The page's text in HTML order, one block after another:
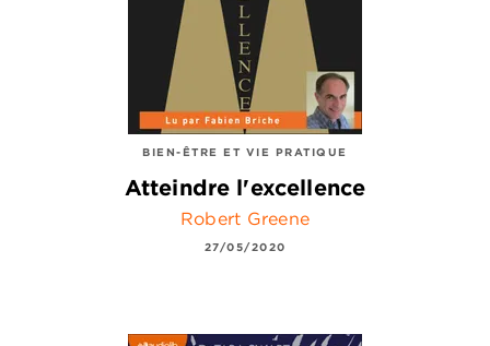
BIEN-ÊTRE ET VIE PRATIQUE
Atteindre l'excellence
Robert Greene
27/05/2020